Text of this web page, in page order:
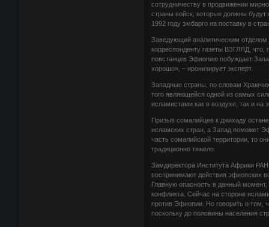
сотрудничеству в продвижении
страны войск, которые должны будут
1992 году эмбарго на поставку в
Заведующий аналитическим отделом
корреспонденту газеты ВЗГЛЯД, что,
повстанцев Эфиопию побуждает
хорошо», – иронизирует эксперт.
Западные страны, по словам
того являющейся одной из самых
исламистами как в воздухе, так и на
Призыв сомалийцев к джихаду
исламских стран, а Запад поможет
часть сомалийской территории, то
традиционно тяжело.
Замдиректора Института Африки
воспринимают действия эфиопских
Главную опасность в данный
конфликта. Сейчас на стороне
против Эфиопии. Но говорить о том,
поскольку до половины населения